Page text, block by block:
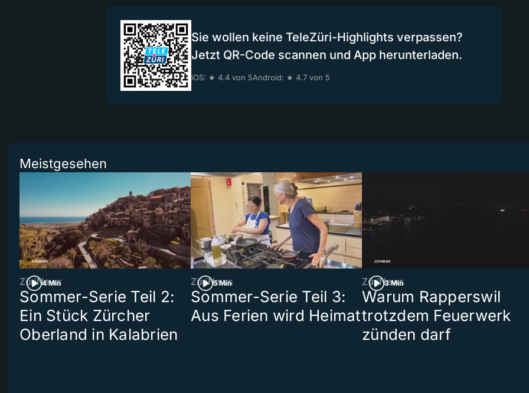
Sie wollen keine TeleZüri-Highlights verpassen?
Jetzt QR-Code scannen und App herunterladen.
iOS: ★ 4.4 von 5Android: ★ 4.7 von 5
Meistgesehen
4 Min
ZüriNews
Sommer-Serie Teil 2:
Ein Stück Zürcher
Oberland in Kalabrien
5 Min
ZüriNews
Sommer-Serie Teil 3:
Aus Ferien wird Heimat
3 Min
ZüriNews
Warum Rapperswil
trotzdem Feuerwerk
zünden darf